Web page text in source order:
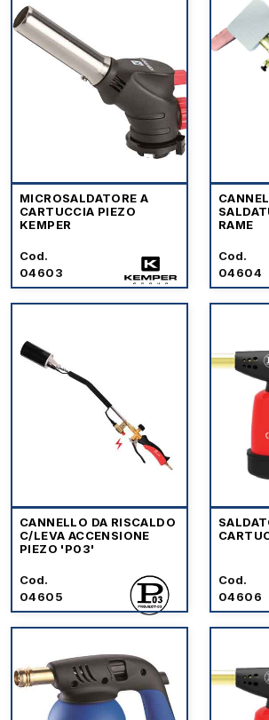
MICROSALDATORE A
CARTUCCIA PIEZO
KEMPER
Cod.
04603
RAME
Cod.
04604
CANNELLO DA RISCALDO
C/LEVA ACCENSIONE
PIEZO 'P03'
Cod.
04605
Cod.
04606